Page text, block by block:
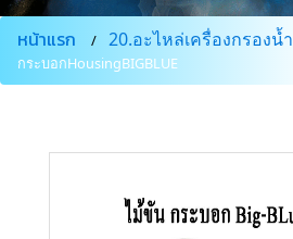
หน้าแรก 20.อะไหล่เครื่องกรองน้ำ
กระบอกHousingBIGBLUE